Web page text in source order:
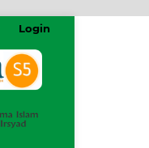
Login